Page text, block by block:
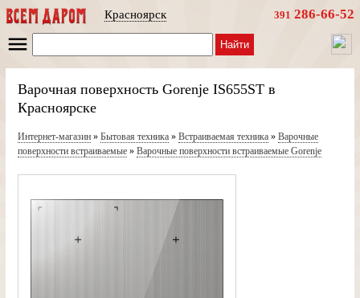
Красноярск 391 286-66-52
Найти
Варочная поверхность Gorenje IS655ST в
Красноярске
Интернет-магазин» Бытовая техника» Встраиваемая техника» Варочные
поверхности встраиваемые» Варочные поверхности встраиваемые Gorenje